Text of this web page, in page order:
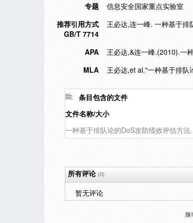
专题
信息安全国家重点实验室
推荐引用方式
GB/T 7714
王必达,连一峰. 一种基于
APA 王必达,&连一峰.(2010).一
MLA
王必达,et al."一种基于排队
条目包含的文件
文件名称/大小
一种基于排队论的DoS攻防绩效评估方法.
所有评论(0)
暂无评论
除